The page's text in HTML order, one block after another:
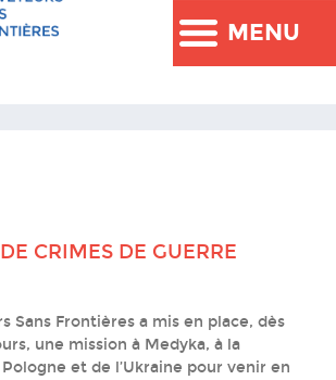
MENU
CRIMES DE GUERRE
Sans Frontières a mis en place, dès
une mission à Medyka, à la
et de l’Ukraine pour venir en